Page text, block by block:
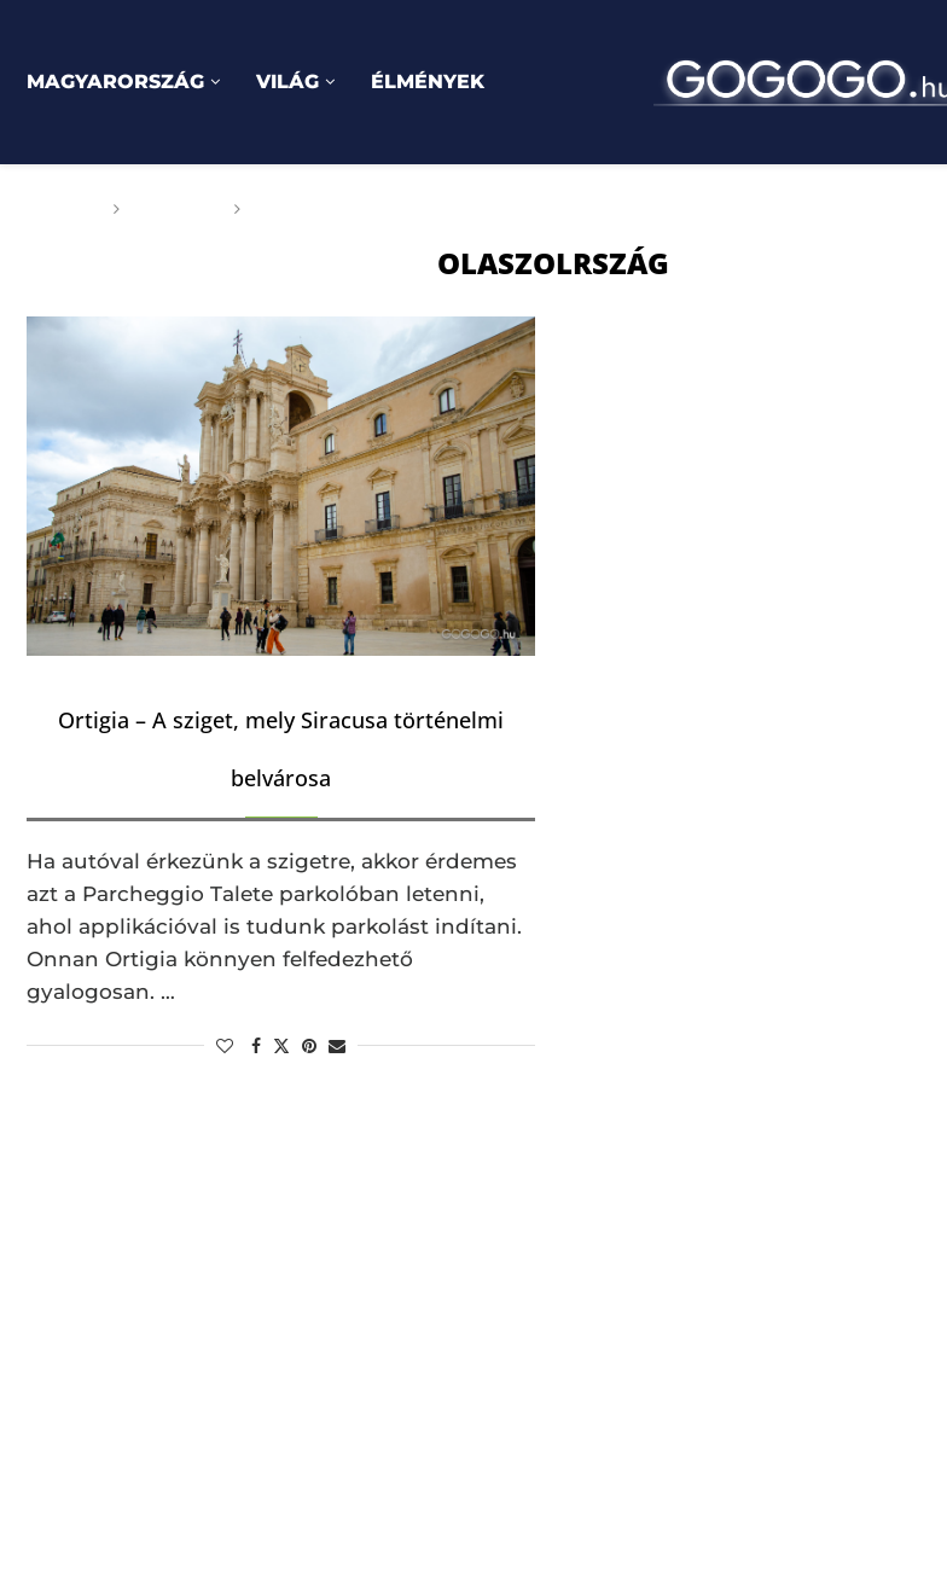
MAGYARORSZÁG VILÁG ÉLMÉNYEK
OLASZOLRSZÁG
Ortigia – A sziget, mely Siracusa történelmi
belvárosa
Ha autóval érkezünk a szigetre, akkor érdemes
azt a Parcheggio Talete parkolóban letenni,
ahol applikációval is tudunk parkolást indítani.
Onnan Ortigia könnyen felfedezhető
gyalogosan. …